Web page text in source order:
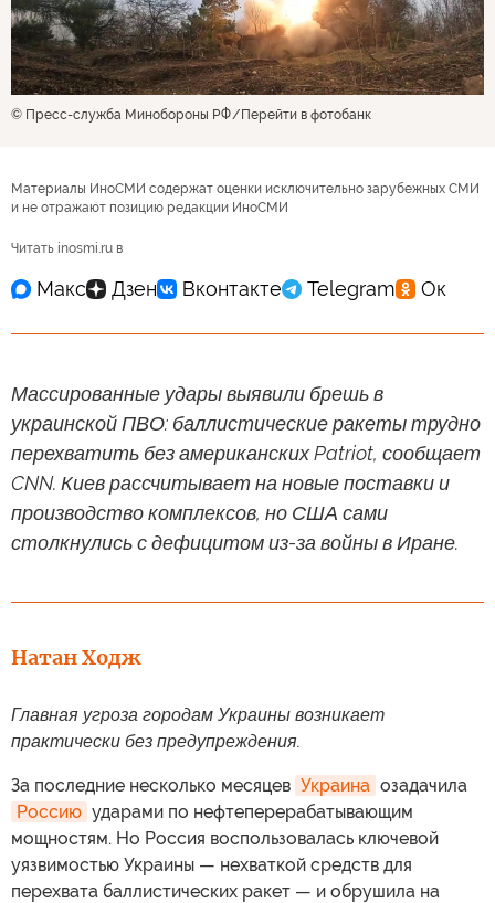
© Пресс-служба Минобороны РФ Перейти в фотобанк
Материалы ИноСМИ содержат оценки исключительно зарубежных СМИ
и не отражают позицию редакции ИноСМИ
Читать inosmi.ru в
Массированные удары выявили брешь в
украинской ПВО: баллистические ракеты трудно
перехватить без американских Patriot, сообщает
CNN. Киев рассчитывает на новые поставки и
производство комплексов, но США сами
столкнулись с дефицитом из-за войны в Иране.
Натан Ходж
Главная угроза городам Украины возникает
практически без предупреждения.
За последние несколько месяцев Украина озадачила
Россию ударами по нефтеперерабатывающим
мощностям. Но Россия воспользовалась ключевой
уязвимостью Украины — нехваткой средств для
перехвата баллистических ракет — и обрушила на